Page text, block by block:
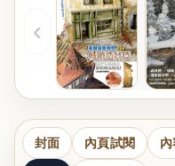
‹
封面 內頁試閱